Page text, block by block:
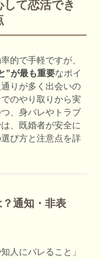
て恋活でき
的で手軽ですが、
”が最も重要なポイ
りが多く出会いの
のやり取りから実
、身バレやトラブ
、既婚者が安全に
び方と注意点を詳
通知・非表
人にバレること」